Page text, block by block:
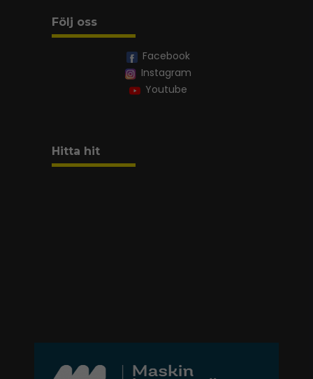
Följ oss
Facebook
Instagram
Youtube
Hitta hit